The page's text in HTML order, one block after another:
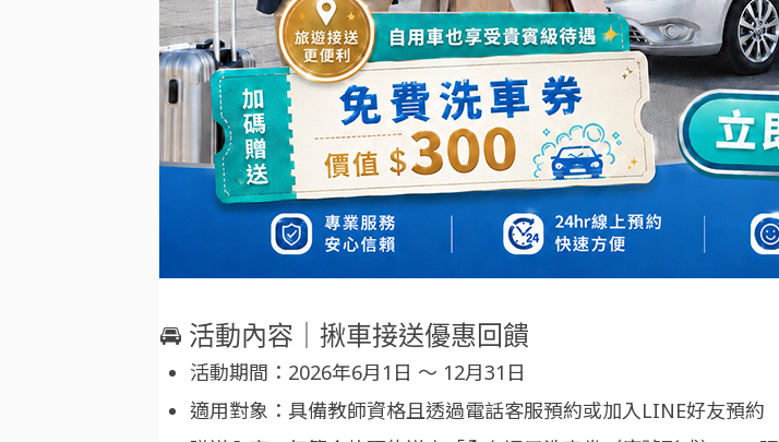
🚘 活動內容｜揪車接送優惠回饋
活動期間：2026年6月1日 ～ 12月31日
適用對象：具備教師資格且透過電話客服預約或加入LINE好友預約